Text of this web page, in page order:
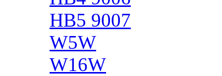
HB5 9007
W5W
W16W